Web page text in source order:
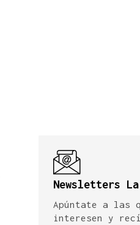
Newsletters
Apúntate a las
interesen y